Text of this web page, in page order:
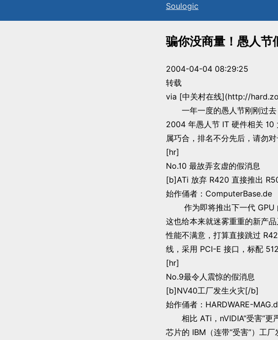
Soulogic
骗你没商量！愚人节
2004-04-04 08:29:25
转载
via [中关村在线](http://
一年一度的愚人节刚刚过去
2004 年愚人节 IT 硬件相关 10
属巧合，排名不分先后，请勿对
[hr]
No.10 最故弄玄虚的假消息
[b]ATi 放弃 R420 直接推出
始作俑者：ComputerBase.de
作为即将推出下一代 GPU
这也给本来就迷雾重重的新产
性能不满意，打算直接跳过
线，采用 PCI-E 接口，标配
[hr]
No.9最令人震惊的假消息
[b]NV40工厂发生火灾[/b]
始作俑者：HARDWARE-
相比 ATi，nVIDIA“受害”更
芯片的 IBM（连带“受害”）工